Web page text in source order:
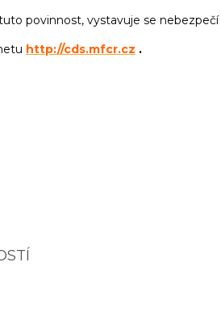
povinnost, vystavuje se
http://cds.mfcr.cz .